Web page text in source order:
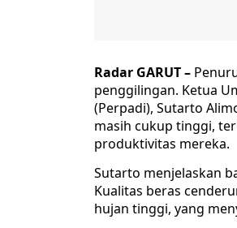
Radar GARUT –
penggilingan. Ketua
(Perpadi), Sutarto
masih cukup tinggi,
produktivitas mereka.
Sutarto menjelaskan
Kualitas beras
hujan tinggi, yang